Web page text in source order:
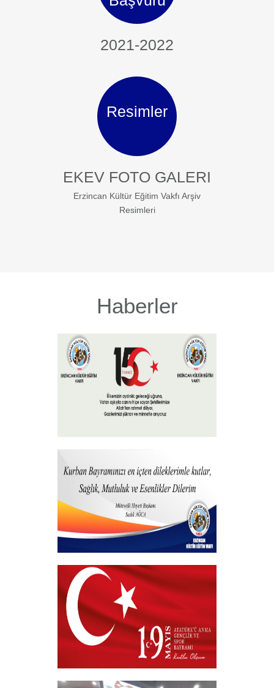
2021-2022
Resimler
EKEV FOTO GALERI
Erzincan Kültür Eğitim Vakfı Arşiv
Resimleri
Haberler
+
Hayırlı Bayramlar
+
19 MAYIS 2026